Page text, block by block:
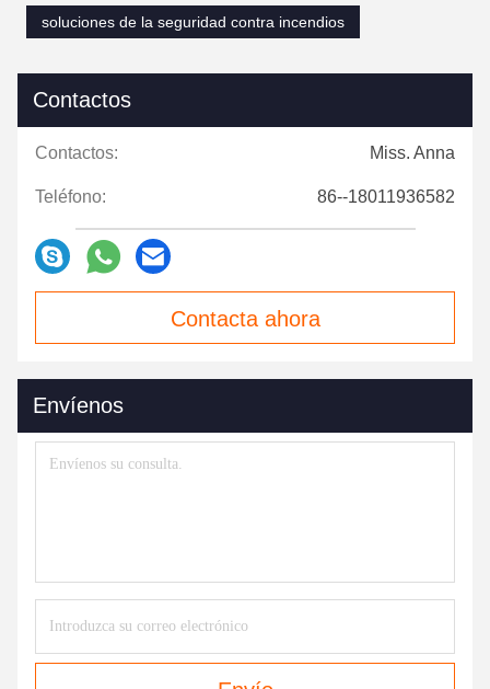
soluciones de la seguridad contra incendios
Contactos
Contactos: Miss. Anna
Teléfono: 86--18011936582
Contacta ahora
Envíenos